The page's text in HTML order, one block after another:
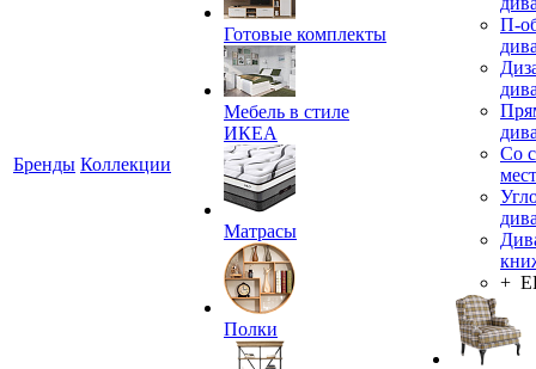
Бренды Коллекции
Готовые комплекты
Мебель в стиле
ИКЕА
Матрасы
Полки
П-
Со
+